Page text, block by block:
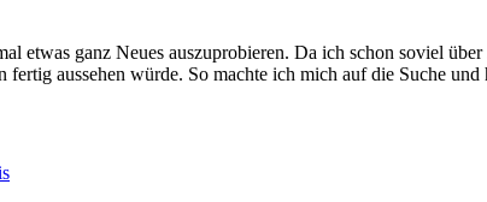
ganz Neues auszuprobieren. Da ich schon soviel über
fertig aussehen würde. So machte ich mich auf die Suche